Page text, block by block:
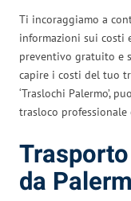
Ti incoraggiamo a
informazioni sui costi
preventivo gratuito e
capire i costi del tuo
‘Traslochi Palermo’,
trasloco
da